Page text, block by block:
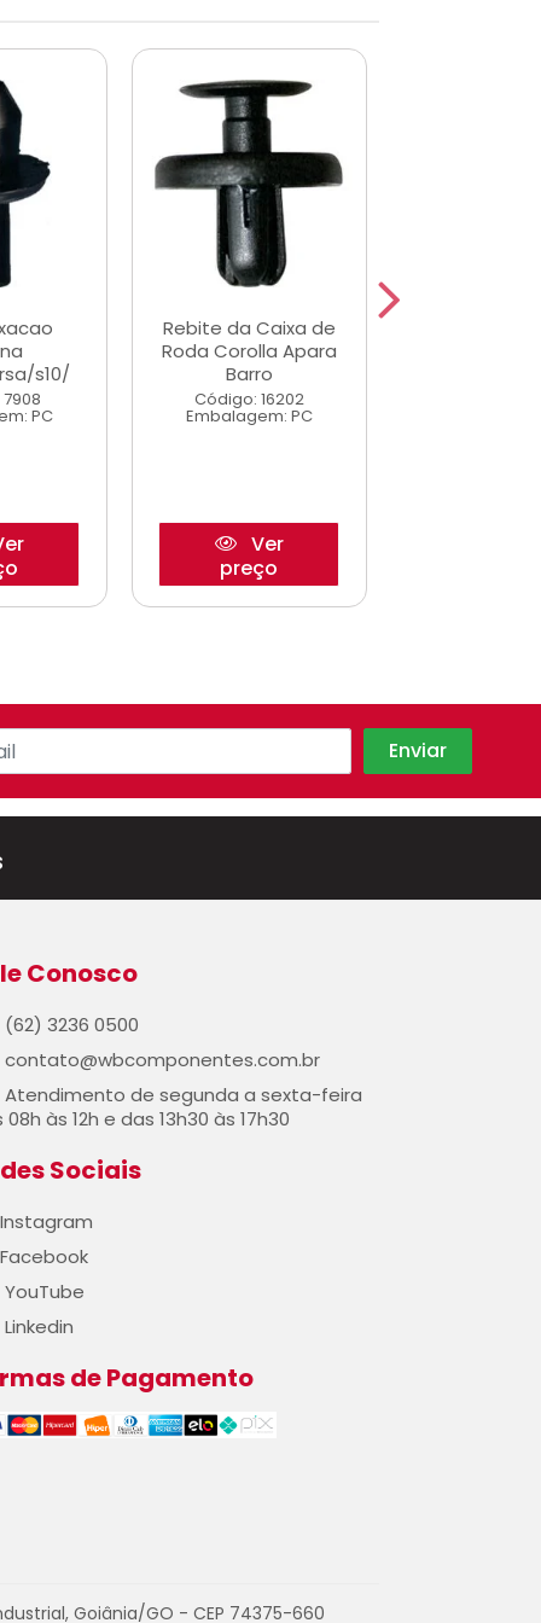
s10/
PC
Rebite da Caixa de
Roda Corolla Apara
Barro
Código: 16202
Embalagem: PC
Ver
preço
Conosco
(62) 3236 0500
contato@wbcomponentes.com.br
Atendimento de segunda a sexta-feira
08h às 12h e das 13h30 às 17h30
Sociais
Instagram
Facebook
YouTube
Linkedin
de Pagamento
Goiânia/GO - CEP 74375-660